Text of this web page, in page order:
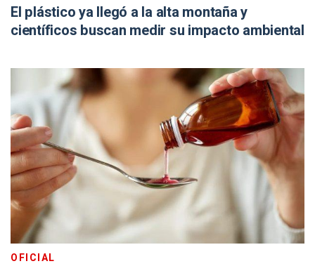
El plástico ya llegó a la alta montaña y
científicos buscan medir su impacto ambiental
OFICIAL